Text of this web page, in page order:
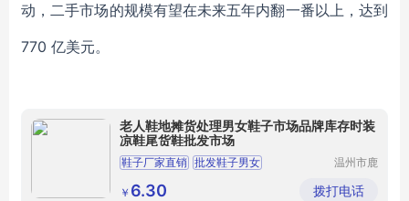
动，二手市场的规模有望在未来五年内翻一番以上，达到
770 亿美元。
老人鞋地摊货处理男女鞋子市场品牌库存时装
凉鞋尾货鞋批发市场
鞋子厂家直销 批发鞋子男女
地摊鞋子批发
温州市鹿
步鞋行
￥ 6.30 拨打电话